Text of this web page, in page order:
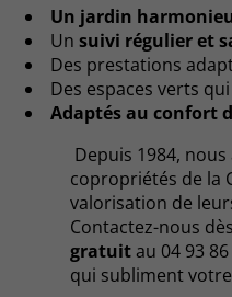
Un jardin
Un suivi régulier et
Des prestations
Des espaces verts qui
Adaptés au confort
Depuis 1984,
copropriétés de la
valorisation de
Contactez-nous
gratuitau 04 93
qui subliment